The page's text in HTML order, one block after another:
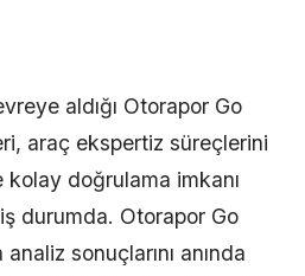
aldığı Otorapor Go
araç ekspertiz süreçlerini
doğrulama imkanı
durumda. Otorapor Go
sonuçlarını anında